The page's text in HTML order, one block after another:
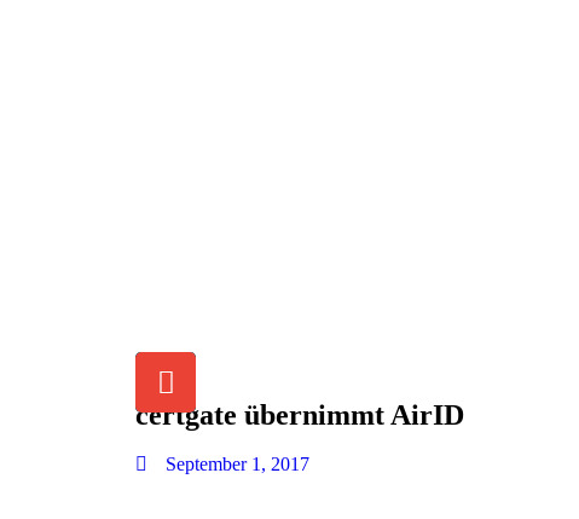
certgate übernimmt AirID
September 1, 2017